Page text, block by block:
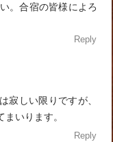
。合宿の皆様によろ
Reply
寂しい限りですが、
いります。
Reply